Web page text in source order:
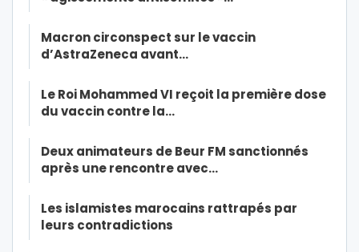
Macron circonspect sur le vaccin
d’AstraZeneca avant…
Le Roi Mohammed VI reçoit la première dose
du vaccin contre la…
Deux animateurs de Beur FM sanctionnés
après une rencontre avec…
Les islamistes marocains rattrapés par
leurs contradictions